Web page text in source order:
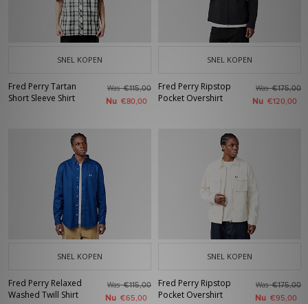
SNEL KOPEN
Fred Perry Tartan
Short Sleeve Shirt
Was€115,00
Nu €80,00
SNEL KOPEN
Fred Perry Ripstop
Pocket Overshirt
Was€175,00
Nu €120,00
SNEL KOPEN
Fred Perry Relaxed
Washed Twill Shirt
Was€115,00
Nu €65,00
SNEL KOPEN
Fred Perry Ripstop
Pocket Overshirt
Was€175,00
Nu €95,00